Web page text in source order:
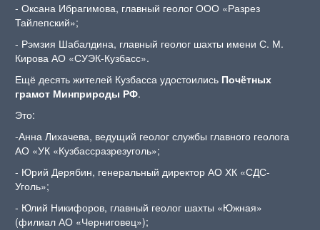
‑ Оксана Ибрагимова, главный геолог ООО «Разрез
Тайлепский»;
‑ Рэмзия Шабалдина, главный геолог шахты имени С. М.
Кирова АО «СУЭК-Кузбасс».
Ещё десять жителей Кузбасса удостоились Почётных
грамот Минприроды РФ.
Это:
‑Анна Лихачева, ведущий геолог службы главного геолога
АО «УК «Кузбассразрезуголь»;
‑ Юрий Дерябин, генеральный директор АО ХК «СДС-
Уголь»;
‑ Юлий Никифоров, главный геолог шахты «Южная»
(филиал АО «Черниговец»);